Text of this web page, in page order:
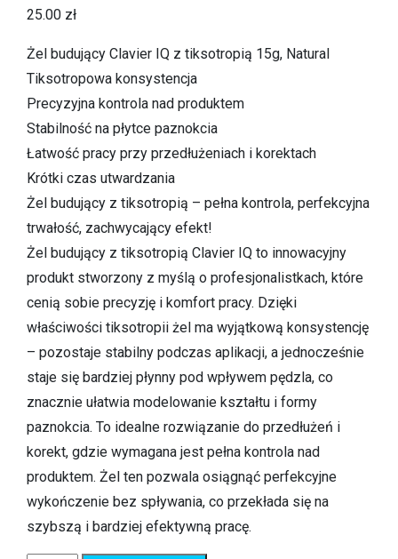
25.00 zł
Żel budujący Clavier IQ z tiksotropią 15g, Natural
Tiksotropowa konsystencja
Precyzyjna kontrola nad produktem
Stabilność na płytce paznokcia
Łatwość pracy przy przedłużeniach i korektach
Krótki czas utwardzania
Żel budujący z tiksotropią – pełna kontrola, perfekcyjna
trwałość, zachwycający efekt!
Żel budujący z tiksotropią Clavier IQ to innowacyjny
produkt stworzony z myślą o profesjonalistkach, które
cenią sobie precyzję i komfort pracy. Dzięki
właściwości tiksotropii żel ma wyjątkową konsystencję
– pozostaje stabilny podczas aplikacji, a jednocześnie
staje się bardziej płynny pod wpływem pędzla, co
znacznie ułatwia modelowanie kształtu i formy
paznokcia. To idealne rozwiązanie do przedłużeń i
korekt, gdzie wymagana jest pełna kontrola nad
produktem. Żel ten pozwala osiągnąć perfekcyjne
wykończenie bez spływania, co przekłada się na
szybszą i bardziej efektywną pracę.